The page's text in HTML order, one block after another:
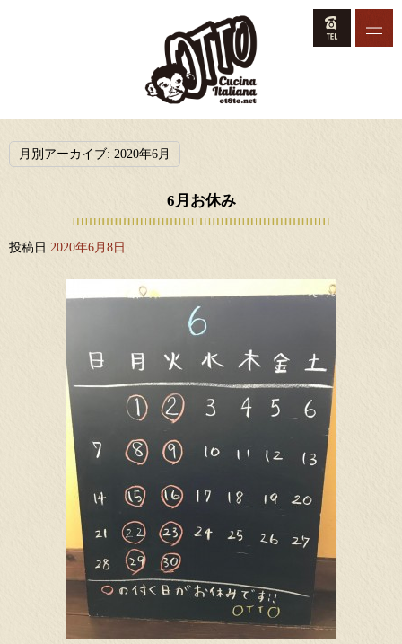
月別アーカイブ: 2020年6月
6月お休み
投稿日 2020年6月8日